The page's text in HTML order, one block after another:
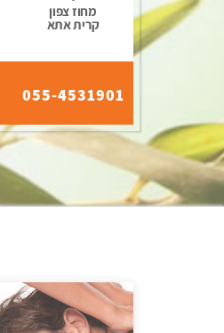
מחוז צפון
קרית אתא
055-4531901